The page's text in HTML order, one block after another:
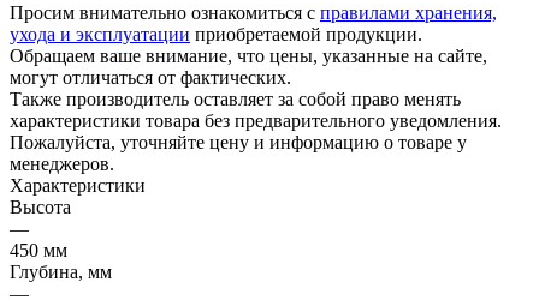
Просим внимательно ознакомиться с правилами хранения,
ухода и эксплуатации приобретаемой продукции.
Обращаем ваше внимание, что цены, указанные на сайте,
могут отличаться от фактических.
Также производитель оставляет за собой право менять
характеристики товара без предварительного уведомления.
Пожалуйста, уточняйте цену и информацию о товаре у
менеджеров.
Характеристики
Высота
—
450 мм
Глубина, мм
—